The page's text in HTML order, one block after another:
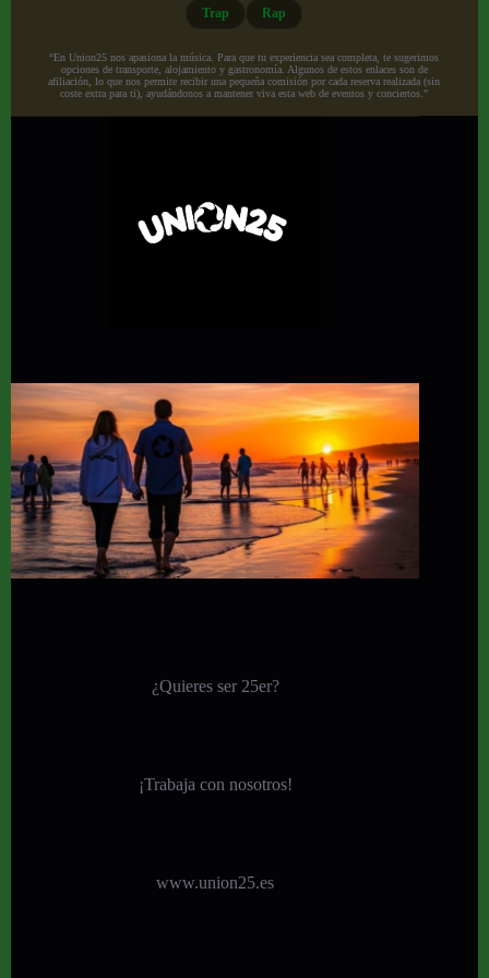
Trap Rap
“En Union25 nos apasiona la música. Para que tu experiencia sea completa, te sugerimos
opciones de transporte, alojamiento y gastronomía. Algunos de estos enlaces son de
afiliación, lo que nos permite recibir una pequeña comisión por cada reserva realizada (sin
coste extra para ti), ayudándonos a mantener viva esta web de eventos y conciertos.”
¿Quieres ser 25er?
¡Trabaja con nosotros!
www.union25.es